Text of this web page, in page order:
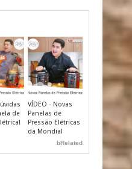
de
VÍDEO - Novas
Panelas de
Pressão Elétricas
da Mondial
bRelated